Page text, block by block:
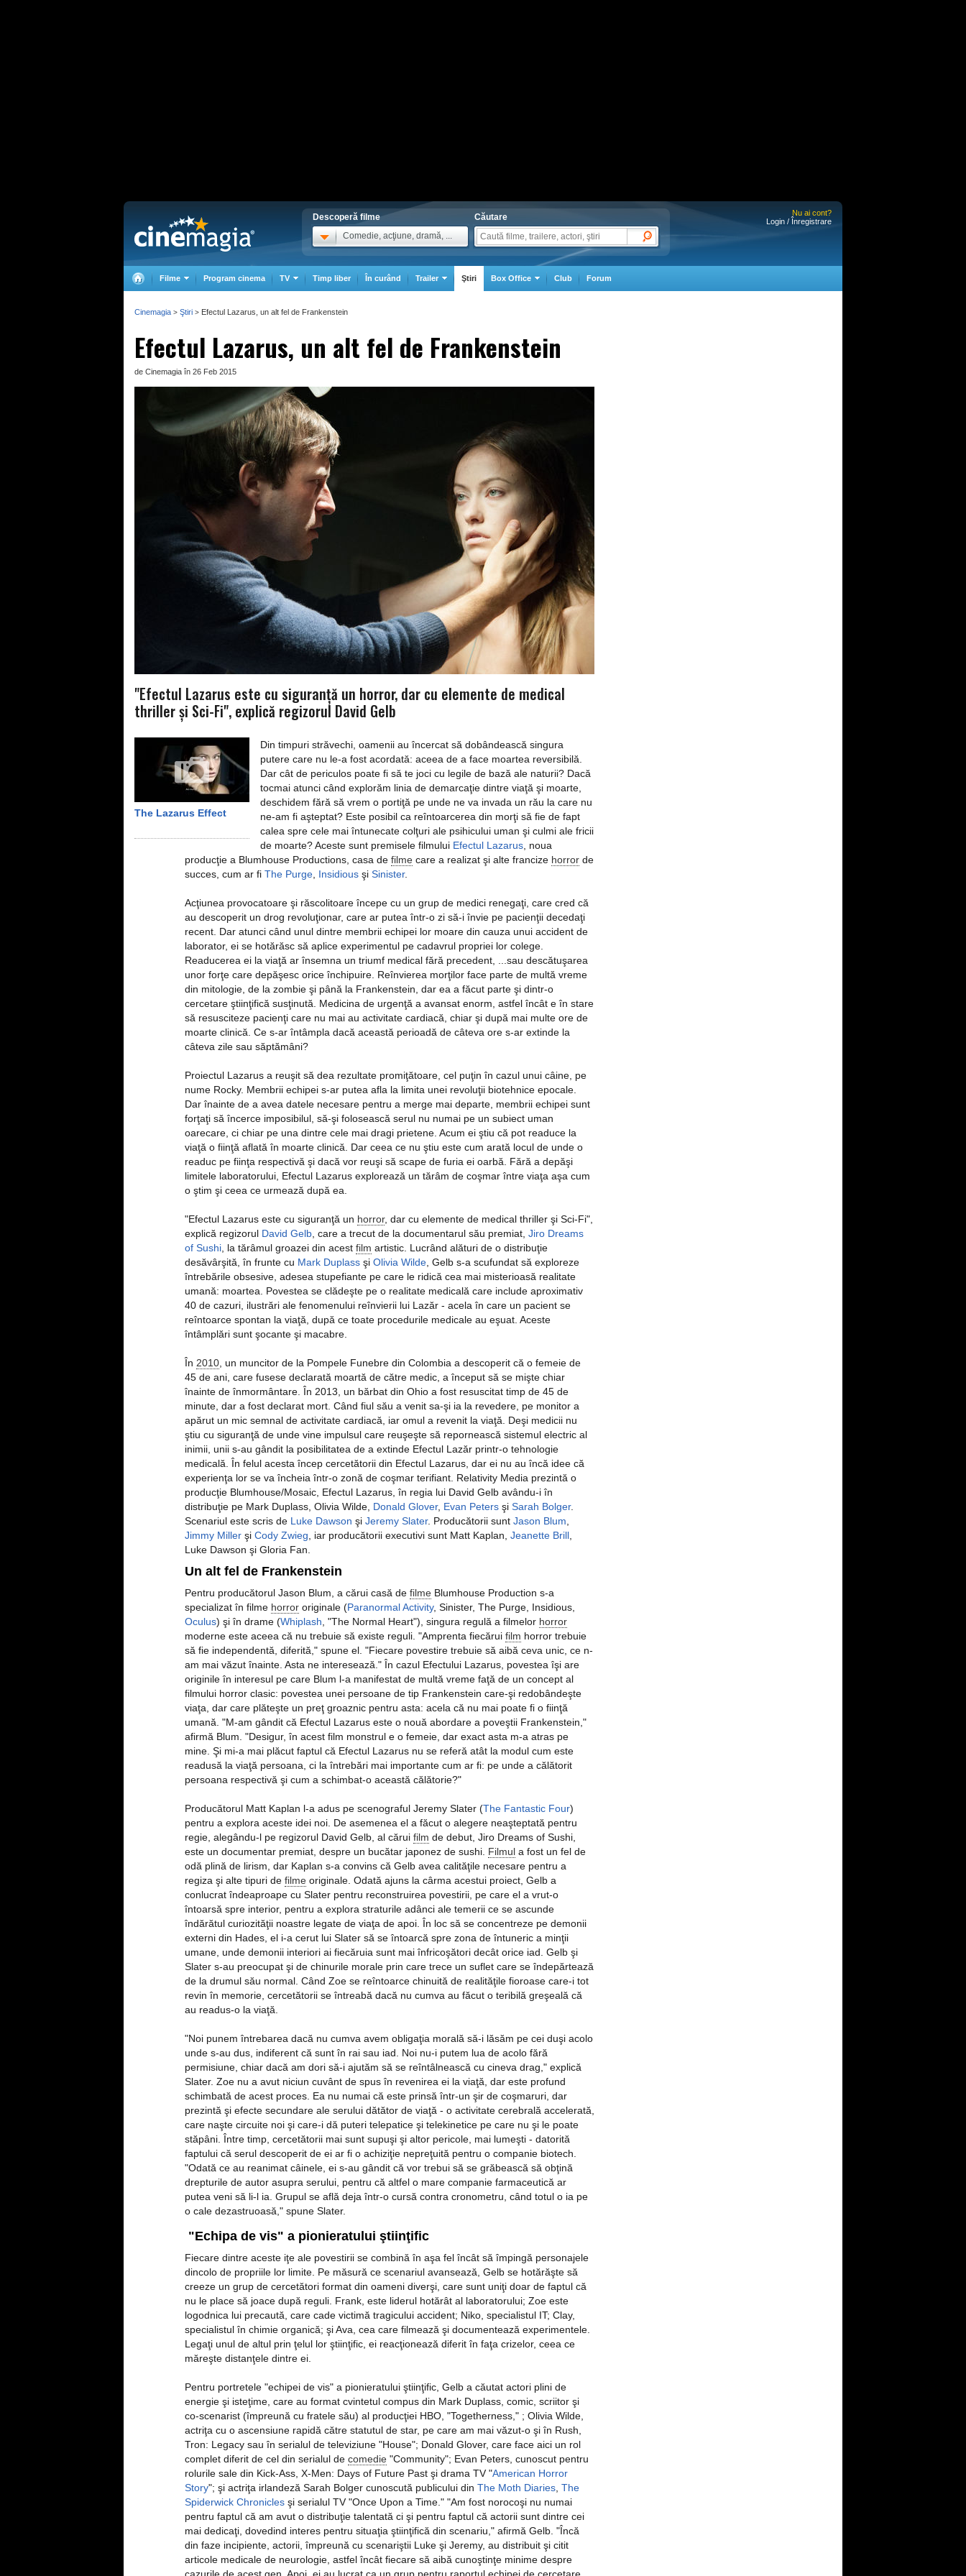
Descoperă filme
Comedie, acţiune, dramă, ...
Căutare
Nu ai cont?
Login / Înregistrare
Filme Program cinema TV Timp liber În curând Trailer Ştiri Box Office Club Forum
Efectul Lazarus, un alt fel de Frankenstein
de Cinemagia în 26 Feb 2015
"Efectul Lazarus este cu siguranţă un horror, dar cu elemente de medical
thriller şi Sci-Fi", explică regizorul David Gelb
The Lazarus Effect
Din timpuri străvechi, oamenii au încercat să dobândească singura
putere care nu le-a fost acordată: aceea de a face moartea reversibilă.
Dar cât de periculos poate fi să te joci cu legile de bază ale naturii? Dacă
tocmai atunci când explorăm linia de demarcaţie dintre viaţă şi moarte,
deschidem fără să vrem o portiţă pe unde ne va invada un rău la care nu
ne-am fi aşteptat? Este posibil ca reîntoarcerea din morţi să fie de fapt
calea spre cele mai întunecate colţuri ale psihicului uman şi culmi ale fricii
de moarte? Aceste sunt premisele filmului Efectul Lazarus , noua
producţie a Blumhouse Productions, casa de filme care a realizat şi alte francize horror de
succes, cum ar fi The Purge Insidious şi Sinister.
Acţiunea provocatoare şi răscolitoare începe cu un grup de medici renegaţi, care cred că
au descoperit un drog revoluţionar, care ar putea într-o zi să-i învie pe pacienţii decedaţi
recent. Dar atunci când unul dintre membrii echipei lor moare din cauza unui accident de
laborator, ei se hotărăsc să aplice experimentul pe cadavrul propriei lor colege.
Readucerea ei la viaţă ar însemna un triumf medical fără precedent, ...sau descătuşarea
unor forţe care depăşesc orice închipuire. Reînvierea morţilor face parte de multă vreme
din mitologie, de la zombie şi până la Frankenstein, dar ea a făcut parte şi dintr-o
cercetare ştiinţifică susţinută. Medicina de urgenţă a avansat enorm, astfel încât e în stare
să resusciteze pacienţi care nu mai au activitate cardiacă, chiar şi după mai multe ore de
moarte clinică. Ce s-ar întâmpla dacă această perioadă de câteva ore s-ar extinde la
câteva zile sau săptămâni?
Proiectul Lazarus a reuşit să dea rezultate promiţătoare, cel puţin în cazul unui câine, pe
nume Rocky. Membrii echipei s-ar putea afla la limita unei revoluţii biotehnice epocale.
Dar înainte de a avea datele necesare pentru a merge mai departe, membrii echipei sunt
forţaţi să încerce imposibilul, să-şi folosească serul nu numai pe un subiect uman
oarecare, ci chiar pe una dintre cele mai dragi prietene. Acum ei ştiu că pot readuce la
viaţă o fiinţă aflată în moarte clinică. Dar ceea ce nu ştiu este cum arată locul de unde o
readuc pe fiinţa respectivă şi dacă vor reuşi să scape de furia ei oarbă. Fără a depăşi
limitele laboratorului, Efectul Lazarus explorează un tărâm de coşmar între viaţa aşa cum
o ştim şi ceea ce urmează după ea.
"Efectul Lazarus este cu siguranţă un horror, dar cu elemente de medical thriller şi Sci-Fi",
explică regizorul David Gelb , care a trecut de la documentarul său premiat, Jiro Dreams
of Sushi , la tărâmul groazei din acest film artistic. Lucrând alături de o distribuţie
desăvârşită, în frunte cu Mark Duplass şi Olivia Wilde , Gelb s-a scufundat să exploreze
întrebările obsesive, adesea stupefiante pe care le ridică cea mai misterioasă realitate
umană: moartea. Povestea se clădeşte pe o realitate medicală care include aproximativ
40 de cazuri, ilustrări ale fenomenului reînvierii lui Lazăr - acela în care un pacient se
reîntoarce spontan la viaţă, după ce toate procedurile medicale au eşuat. Aceste
întâmplări sunt şocante şi macabre.
În 2010 , un muncitor de la Pompele Funebre din Colombia a descoperit că o femeie de
45 de ani, care fusese declarată moartă de către medic, a început să se mişte chiar
înainte de înmormântare. În 2013, un bărbat din Ohio a fost resuscitat timp de 45 de
minute, dar a fost declarat mort. Când fiul său a venit sa-şi ia la revedere, pe monitor a
apărut un mic semnal de activitate cardiacă, iar omul a revenit la viaţă. Deşi medicii nu
ştiu cu siguranţă de unde vine impulsul care reuşeşte să repornească sistemul electric al
inimii, unii s-au gândit la posibilitatea de a extinde Efectul Lazăr printr-o tehnologie
medicală. În felul acesta încep cercetătorii din Efectul Lazarus, dar ei nu au încă idee că
experienţa lor se va încheia într-o zonă de coşmar terifiant. Relativity Media prezintă o
producţie Blumhouse/Mosaic, Efectul Lazarus, în regia lui David Gelb avându-i în
distribuţie pe Mark Duplass, Olivia Wilde, Donald Glover, Evan Peters şi Sarah Bolger.
Scenariul este scris de Luke Dawson şi Jeremy Slater. Producătorii sunt Jason Blum
Jimmy Miller şi Cody Zwieg , iar producătorii executivi sunt Matt Kaplan, Jeanette Brill
Luke Dawson şi Gloria Fan.
Un alt fel de Frankenstein
Pentru producătorul Jason Blum, a cărui casă de filme Blumhouse Production s-a
specializat în filme horror originale (Paranormal Activity, Sinister, The Purge, Insidious,
Oculus) şi în drame (Whiplash , "The Normal Heart"), singura regulă a filmelor horror
moderne este aceea că nu trebuie să existe reguli. "Amprenta fiecărui film horror trebuie
să fie independentă, diferită," spune el. "Fiecare povestire trebuie să aibă ceva unic, ce n-
am mai văzut înainte. Asta ne interesează." În cazul Efectului Lazarus, povestea îşi are
originile în interesul pe care Blum l-a manifestat de multă vreme faţă de un concept al
filmului horror clasic: povestea unei persoane de tip Frankenstein care-şi redobândeşte
viaţa, dar care plăteşte un preţ groaznic pentru asta: acela că nu mai poate fi o fiinţă
umană. "M-am gândit că Efectul Lazarus este o nouă abordare a poveştii Frankenstein,"
afirmă Blum. "Desigur, în acest film monstrul e o femeie, dar exact asta m-a atras pe
mine. Şi mi-a mai plăcut faptul că Efectul Lazarus nu se referă atât la modul cum este
readusă la viaţă persoana, ci la întrebări mai importante cum ar fi: pe unde a călătorit
persoana respectivă şi cum a schimbat-o această călătorie?"
Producătorul Matt Kaplan l-a adus pe scenograful Jeremy Slater (The Fantastic Four)
pentru a explora aceste idei noi. De asemenea el a făcut o alegere neaşteptată pentru
regie, alegându-l pe regizorul David Gelb, al cărui film de debut, Jiro Dreams of Sushi,
este un documentar premiat, despre un bucătar japonez de sushi. Filmul a fost un fel de
odă plină de lirism, dar Kaplan s-a convins că Gelb avea calităţile necesare pentru a
regiza şi alte tipuri de filme originale. Odată ajuns la cârma acestui proiect, Gelb a
conlucrat îndeaproape cu Slater pentru reconstruirea povestirii, pe care el a vrut-o
întoarsă spre interior, pentru a explora straturile adânci ale temerii ce se ascunde
îndărătul curiozităţii noastre legate de viaţa de apoi. În loc să se concentreze pe demonii
externi din Hades, el i-a cerut lui Slater să se întoarcă spre zona de întuneric a minţii
umane, unde demonii interiori ai fiecăruia sunt mai înfricoşători decât orice iad. Gelb şi
Slater s-au preocupat şi de chinurile morale prin care trece un suflet care se îndepărtează
de la drumul său normal. Când Zoe se reîntoarce chinuită de realităţile fioroase care-i tot
revin în memorie, cercetătorii se întreabă dacă nu cumva au făcut o teribilă greşeală că
au readus-o la viaţă.
"Noi punem întrebarea dacă nu cumva avem obligaţia morală să-i lăsăm pe cei duşi acolo
unde s-au dus, indiferent că sunt în rai sau iad. Noi nu-i putem lua de acolo fără
permisiune, chiar dacă am dori să-i ajutăm să se reîntâlnească cu cineva drag," explică
Slater. Zoe nu a avut niciun cuvânt de spus în revenirea ei la viaţă, dar este profund
schimbată de acest proces. Ea nu numai că este prinsă într-un şir de coşmaruri, dar
prezintă şi efecte secundare ale serului dătător de viaţă - o activitate cerebrală accelerată,
care naşte circuite noi şi care-i dă puteri telepatice şi telekinetice pe care nu şi le poate
stăpâni. Între timp, cercetătorii mai sunt supuşi şi altor pericole, mai lumeşti - datorită
faptului că serul descoperit de ei ar fi o achiziţie nepreţuită pentru o companie biotech.
"Odată ce au reanimat câinele, ei s-au gândit că vor trebui să se grăbească să obţină
drepturile de autor asupra serului, pentru că altfel o mare companie farmaceutică ar
putea veni să li-l ia. Grupul se află deja într-o cursă contra cronometru, când totul o ia pe
o cale dezastruoasă," spune Slater.
"Echipa de vis" a pionieratului ştiinţific
Fiecare dintre aceste iţe ale povestirii se combină în aşa fel încât să împingă personajele
dincolo de propriile lor limite. Pe măsură ce scenariul avansează, Gelb se hotărăşte să
creeze un grup de cercetători format din oameni diverşi, care sunt uniţi doar de faptul că
nu le place să joace după reguli. Frank, este liderul hotărât al laboratorului; Zoe este
logodnica lui precaută, care cade victimă tragicului accident; Niko, specialistul IT; Clay,
specialistul în chimie organică; şi Ava, cea care filmează şi documentează experimentele.
Legaţi unul de altul prin ţelul lor ştiinţific, ei reacţionează diferit în faţa crizelor, ceea ce
măreşte distanţele dintre ei.
Pentru portretele "echipei de vis" a pionieratului ştiinţific, Gelb a căutat actori plini de
energie şi isteţime, care au format cvintetul compus din Mark Duplass, comic, scriitor şi
co-scenarist (împreună cu fratele său) al producţiei HBO, "Togetherness," ; Olivia Wilde,
actriţa cu o ascensiune rapidă către statutul de star, pe care am mai văzut-o şi în Rush,
Tron: Legacy sau în serialul de televiziune "House"; Donald Glover, care face aici un rol
complet diferit de cel din serialul de comedie "Community"; Evan Peters, cunoscut pentru
rolurile sale din Kick-Ass, X-Men: Days of Future Past şi drama TV "American Horror
Story"; şi actriţa irlandeză Sarah Bolger cunoscută publicului din The Moth Diaries The
Spiderwick Chronicles şi serialul TV "Once Upon a Time." "Am fost norocoşi nu numai
pentru faptul că am avut o distribuţie talentată ci şi pentru faptul că actorii sunt dintre cei
mai dedicaţi, dovedind interes pentru situaţia ştiinţifică din scenariu," afirmă Gelb. "Încă
din faze incipiente, actorii, împreună cu scenariştii Luke şi Jeremy, au distribuit şi citit
articole medicale de neurologie, astfel încât fiecare să aibă cunoştinţe minime despre
Cinemagia > Ştiri > Efectul Lazarus, un alt fel de Frankenstein